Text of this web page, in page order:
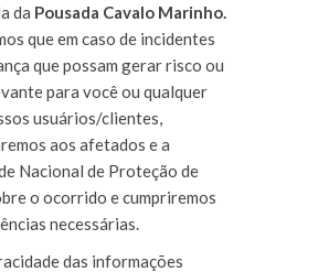
da Pousada Cavalo Marinho.
que em caso de incidentes
que possam gerar risco ou
para você ou qualquer
usuários/clientes,
aos afetados e a
Nacional de Proteção de
o ocorrido e cumpriremos
necessárias.
das informações